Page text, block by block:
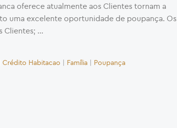
oferece atualmente aos Clientes tornam a
uma excelente oportunidade de poupança. Os
Clientes; …
Crédito Habitacao | Família | Poupança